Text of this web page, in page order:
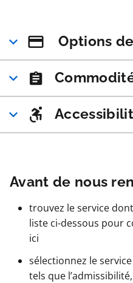
Options
Avant de nous
trouvez le service
liste ci-dessous pour
ici
sélectionnez le
tels que